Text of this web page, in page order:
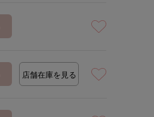
店舗在庫を見る